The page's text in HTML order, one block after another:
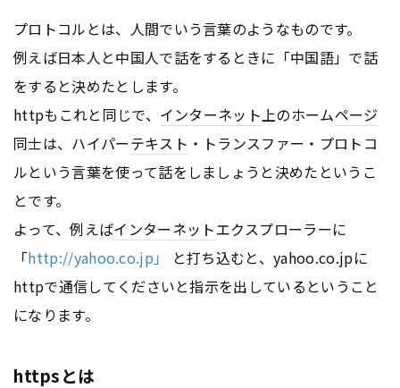
プロトコルとは、人間でいう言葉のようなものです。
例えば日本人と中国人で話をするときに「中国語」で話
をすると決めたとします。
httpもこれと同じで、 インターネット上のホームページ
同士は、ハイパーテキスト ・トランスファー・プロトコ
ルという言葉を使って話をしましょうと決めたというこ
とです。
よって、例えばインターネットエクスプローラーに
「http://yahoo.co.jp」
と打ち込むと、yahoo.co.jpに
httpで通信してくださいと指示を出しているということ
になります。
httpsとは